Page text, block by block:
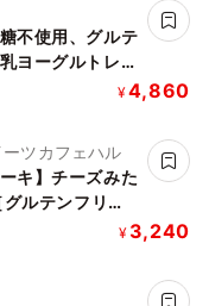
不使用、グルテ
ヨーグルトレア
～豆乳ヨーグル
ギー配慮》
¥4,860
ツカフェハル
キ】チーズみた
ルテンフリ
ヌ チーズケー
¥ 3,240